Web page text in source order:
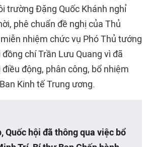
trường Đặng Quốc Khánh nghỉ
phê chuẩn đề nghị của Thủ
nhiệm chức vụ Phó Thủ tướng
chí Trần Lưu Quang vì đã
động, phân công, bổ nhiệm
Kinh tế Trung ương.
Quốc hội đã thông qua việc bổ